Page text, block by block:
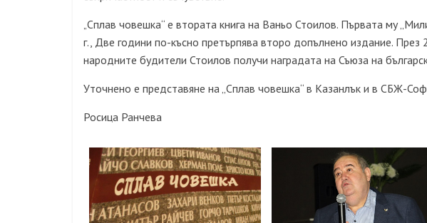
„Сплав човешка“ е втората книга на Ваньо Стоилов. Първата му
г., Две години по-късно претърпява второ допълнено издание. През
народните будители Стоилов получи наградата на Съюза на
Уточнено е представяне на „Сплав човешка“ в Казанлък и в СБЖ-
Росица Ранчева